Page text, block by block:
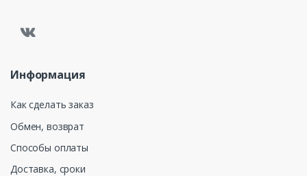
Информация
Как сделать заказ
Обмен, возврат
Способы оплаты
Доставка, сроки